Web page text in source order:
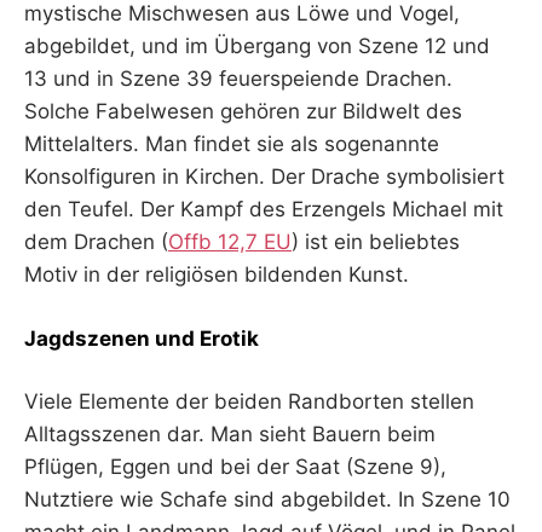
mystische Mischwesen aus Löwe und Vogel,
abgebildet, und im Übergang von Szene 12 und
13 und in Szene 39 feuerspeiende Drachen.
Solche Fabelwesen gehören zur Bildwelt des
Mittelalters. Man findet sie als sogenannte
Konsolfiguren in Kirchen. Der Drache symbolisiert
den Teufel. Der Kampf des Erzengels Michael mit
dem Drachen (Offb 12,7 EU) ist ein beliebtes
Motiv in der religiösen bildenden Kunst.
Jagdszenen und Erotik
Viele Elemente der beiden Randborten stellen
Alltagsszenen dar. Man sieht Bauern beim
Pflügen, Eggen und bei der Saat (Szene 9),
Nutztiere wie Schafe sind abgebildet. In Szene 10